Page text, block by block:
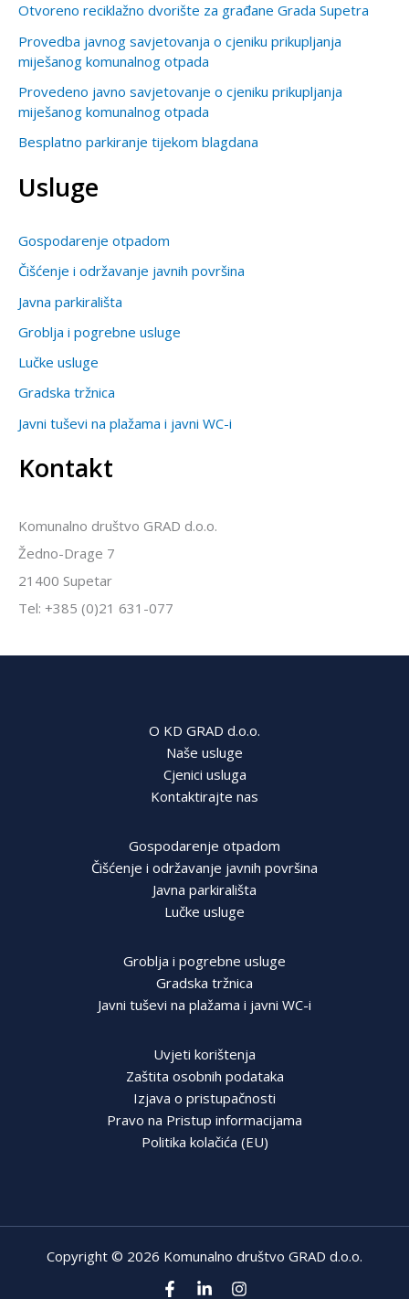
Otvoreno reciklažno dvorište za građane Grada Supetra
Provedba javnog savjetovanja o cjeniku prikupljanja
miješanog komunalnog otpada
Provedeno javno savjetovanje o cjeniku prikupljanja
miješanog komunalnog otpada
Besplatno parkiranje tijekom blagdana
Usluge
Gospodarenje otpadom
Čišćenje i održavanje javnih površina
Javna parkirališta
Groblja i pogrebne usluge
Lučke usluge
Gradska tržnica
Javni tuševi na plažama i javni WC-i
Kontakt
Komunalno društvo GRAD d.o.o.
Žedno-Drage 7
21400 Supetar
Tel: +385 (0)21 631-077
O KD GRAD d.o.o.
Naše usluge
Cjenici usluga
Kontaktirajte nas
Gospodarenje otpadom
Čišćenje i održavanje javnih površina
Javna parkirališta
Lučke usluge
Groblja i pogrebne usluge
Gradska tržnica
Javni tuševi na plažama i javni WC-i
Uvjeti korištenja
Zaštita osobnih podataka
Izjava o pristupačnosti
Pravo na Pristup informacijama
Politika kolačića (EU)
Copyright © 2026 Komunalno društvo GRAD d.o.o.